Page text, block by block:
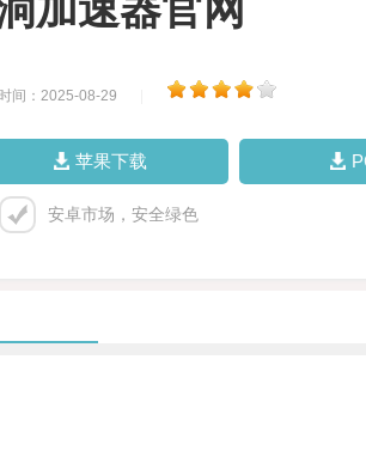
时间：2025-08-29
苹果下载
安卓市场，安全绿色